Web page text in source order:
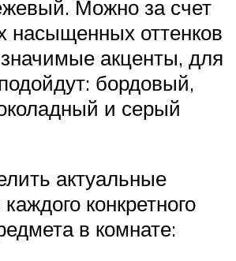
Можно за счет
насыщенных оттенков
акценты, для
бордовый,
и серый
актуальные
конкретного
в комнате: